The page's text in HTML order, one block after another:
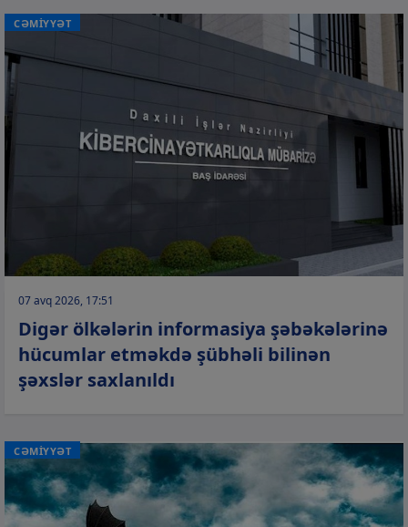
CƏMİYYƏT
07 avq 2026, 17:51
Digər ölkələrin informasiya şəbəkələrinə
hücumlar etməkdə şübhəli bilinən
şəxslər saxlanıldı
CƏMİYYƏT